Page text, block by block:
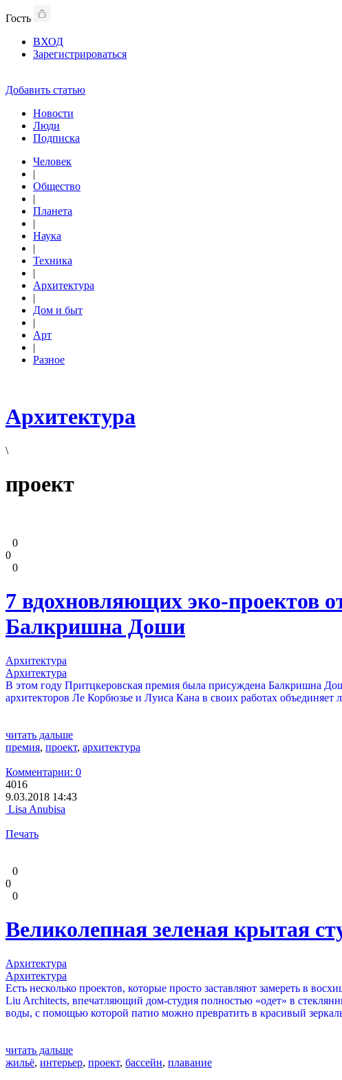
Гость
ВХОД
Зарегистрироваться
Добавить статью
Новости
Люди
Подписка
Человек
|
Общество
|
Планета
|
Наука
|
Техника
|
Архитектура
|
Дом и быт
|
Арт
|
Разное
Архитектура
\
проект
0
0
0
7 вдохновляющих эко-проектов
Балкришна Доши
Архитектура
Архитектура
В этом году Притцкеровская премия была присуждена Балкришна
архитекторов Ле Корбюзье и Луиса Кана в своих работах
читать дальше
премия, проект, архитектура
Комментарии: 0
4016
9.03.2018 14:43
Lisa Anubisa
Печать
0
0
0
Великолепная зеленая крытая
Архитектура
Архитектура
Есть несколько проектов, которые просто заставляют замереть в
Liu Architects, впечатляющий дом-студия полностью «одет» в
воды, с помощью которой патио можно превратить в красивый
читать дальше
жильё, интерьер, проект, бассейн, плавание